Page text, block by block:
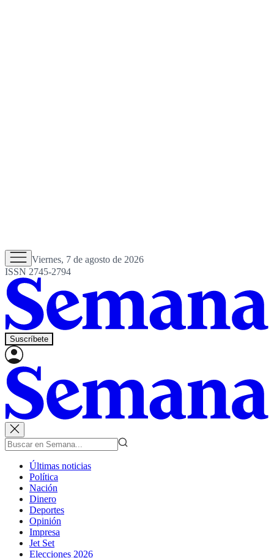
Viernes, 7 de agosto de 2026
ISSN 2745-2794
Suscríbete
Últimas noticias
Política
Nación
Dinero
Deportes
Opinión
Impresa
Jet Set
Elecciones 2026